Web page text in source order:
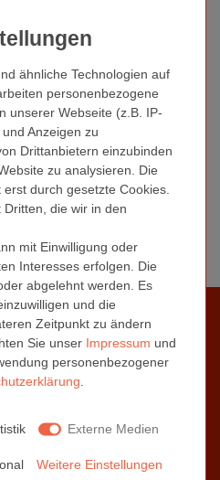
Metallbox |
*
ähnliche Technologien auf
personenbezogene
unserer Webseite (z.B. IP-
Anzeigen zu
Drittanbietern einzubinden
zu analysieren. Die
durch gesetzte Cookies.
die wir in den
mit Einwilligung oder
Interesses erfolgen. Die
abgelehnt werden. Es
und die
Zeitpunkt zu ändern
Sie unser Impressum und
personenbezogener
Externe Medien
Weitere Einstellungen